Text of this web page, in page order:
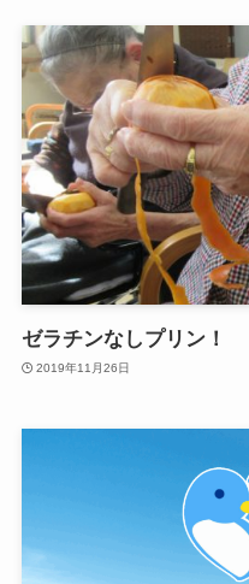
ゼラチンなしプリン！
2019年11月26日